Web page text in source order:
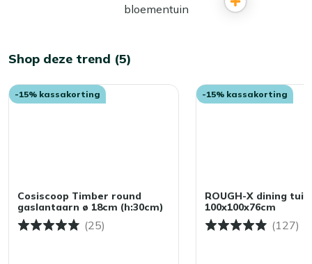
Shop deze trend (5)
-15% kassakorting
Cosiscoop Timber round
gaslantaarn ø 18cm (h:30cm)
(25)
-15% kassakorting
ROUGH-X dining
100x100x76cm
(127)